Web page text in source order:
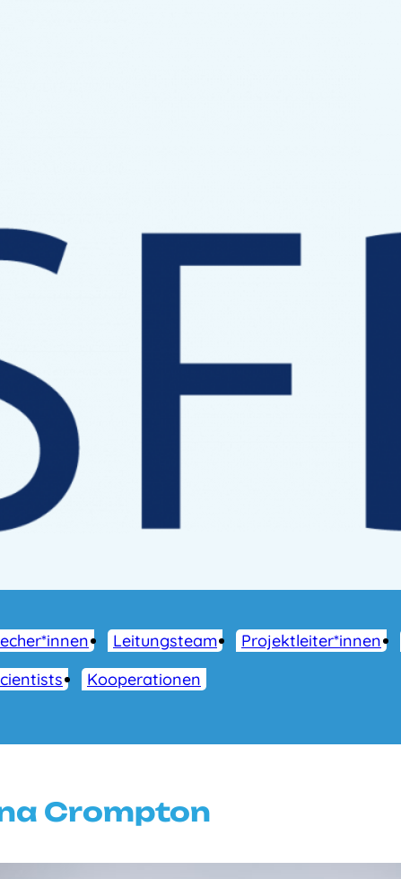
Leitungsteam Projektleiter*innen
Kooperationen
Crompton